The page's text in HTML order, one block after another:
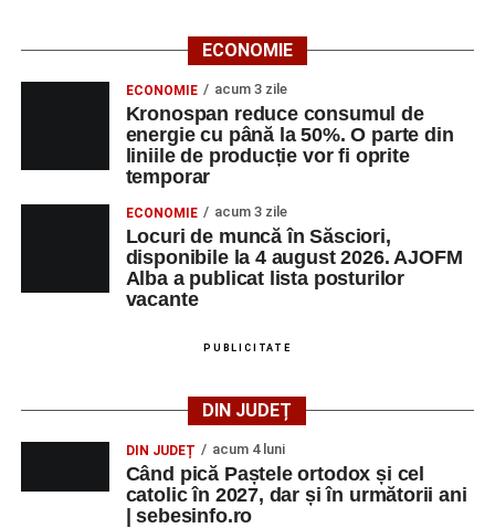
Urmărește-ne pe Google News
Ultimele știri din Sebeș
Primăria Sebeș a decis să reducă intensitatea
iluminatului public pe timpul nopții, în contextul
apelului la economii al Guvernului Bolojan
Duminică, 23 august 2026, Râpa Roșie găzduiește
cea de-a III-a ediție a concursului „CicloAventurier
Primul concert din cadrul String Symphonic Camp
ECONOMIE
ECONOMIE acum 3 zile
Kronospan reduce consumul de
energie cu până la 50%. O parte din
liniile de producție vor fi oprite
temporar
ECONOMIE acum 3 zile
Locuri de muncă în Săsciori,
disponibile la 4 august 2026. AJOFM
Alba a publicat lista posturilor
vacante
PUBLICITATE
DIN JUDEȚ
DIN JUDEȚ acum 4 luni
Când pică Paștele ortodox și cel
catolic în 2027, dar și în următorii ani
| sebesinfo.ro